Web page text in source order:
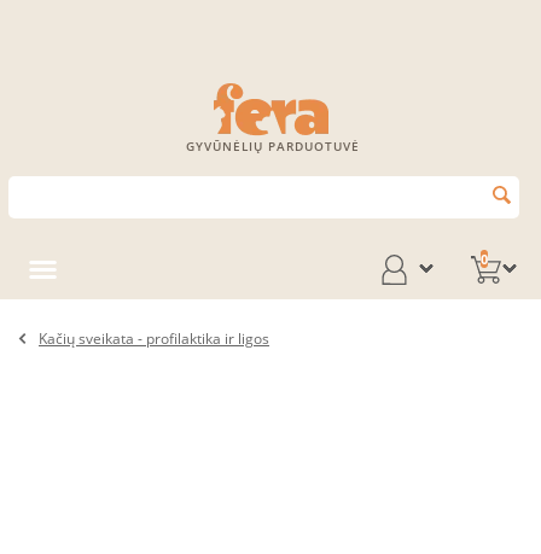
GYVŪNĖLIŲ PARDUOTUVĖ
0
Kačių sveikata - profilaktika ir ligos